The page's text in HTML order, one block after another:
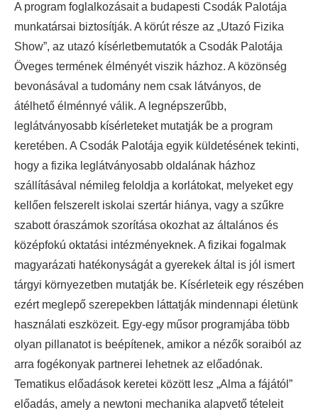
A program foglalkozásait a budapesti Csodák Palotája
munkatársai biztosítják. A körút része az „Utazó Fizika
Show”, az utazó kísérletbemutatók a Csodák Palotája
Öveges termének élményét viszik házhoz. A közönség
bevonásával a tudomány nem csak látványos, de
átélhető élménnyé válik. A legnépszerűbb,
leglátványosabb kísérleteket mutatják be a program
keretében. A Csodák Palotája egyik küldetésének tekinti,
hogy a fizika leglátványosabb oldalának házhoz
szállításával némileg feloldja a korlátokat, melyeket egy
kellően felszerelt iskolai szertár hiánya, vagy a szűkre
szabott óraszámok szorítása okozhat az általános és
középfokú oktatási intézményeknek. A fizikai fogalmak
magyarázati hatékonyságát a gyerekek által is jól ismert
tárgyi környezetben mutatják be. Kísérleteik egy részében
ezért meglepő szerepekben láttatják mindennapi életünk
használati eszközeit. Egy-egy műsor programjába több
olyan pillanatot is beépítenek, amikor a nézők soraiból az
arra fogékonyak partnerei lehetnek az előadónak.
Tematikus előadások keretei között lesz „Alma a fájától”
előadás, amely a newtoni mechanika alapvető tételeit